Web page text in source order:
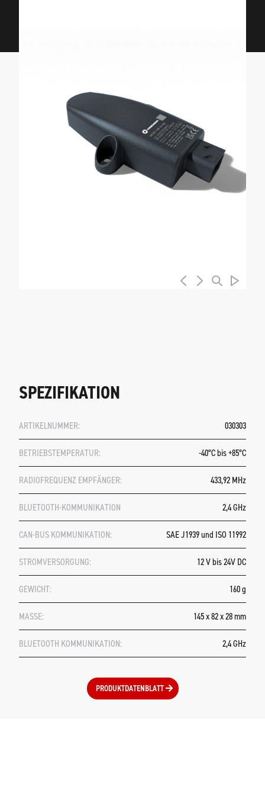
SPEZIFIKATION
ARTIKELNUMMER: 030303
BETRIEBSTEMPERATUR: -40°C bis +85°C
RADIOFREQUENZ EMPFÄNGER: 433,92 MHz
BLUETOOTH-KOMMUNIKATION 2,4 GHz
CAN-BUS KOMMUNIKATION: SAE J1939 und ISO 11992
STROMVERSORGUNG: 12 V bis 24V DC
GEWICHT: 160 g
MASSE: 145 x 82 x 28 mm
BLUETOOTH KOMMUNIKATION: 2,4 GHz
PRODUKTDATENBLATT